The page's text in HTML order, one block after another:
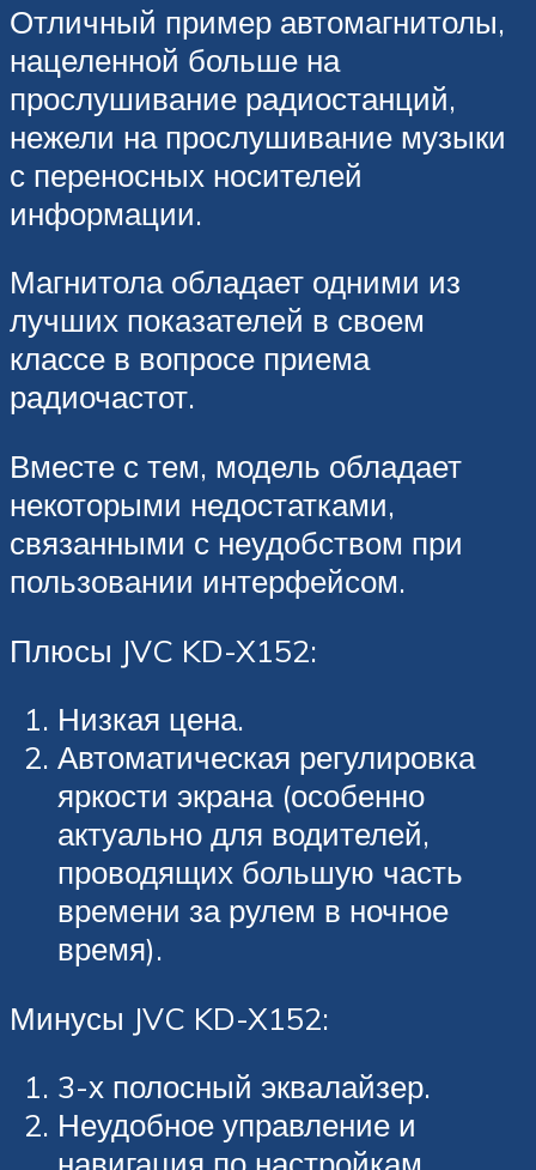
Отличный пример автомагнитолы,
нацеленной больше на
прослушивание радиостанций,
нежели на прослушивание музыки
с переносных носителей
информации.
Магнитола обладает одними из
лучших показателей в своем
классе в вопросе приема
радиочастот.
Вместе с тем, модель обладает
некоторыми недостатками,
связанными с неудобством при
пользовании интерфейсом.
Плюсы JVC KD-X152:
Низкая цена.
Автоматическая регулировка
яркости экрана (особенно
актуально для водителей,
проводящих большую часть
времени за рулем в ночное
время).
Минусы JVC KD-X152:
3-х полосный эквалайзер.
Неудобное управление и